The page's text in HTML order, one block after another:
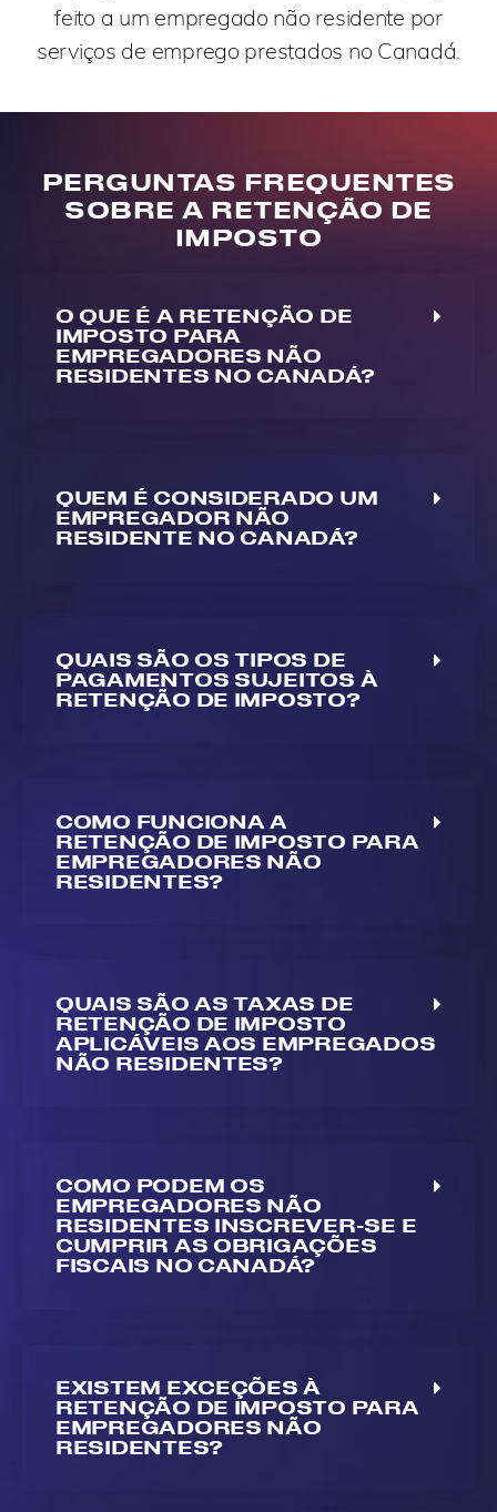
feito a um empregado não residente por
serviços de emprego prestados no Canadá.
PERGUNTAS FREQUENTES
SOBRE A RETENÇÃO DE
IMPOSTO
O QUE É A RETENÇÃO DE
IMPOSTO PARA
EMPREGADORES NÃO
RESIDENTES NO CANADÁ?
QUEM É CONSIDERADO UM
EMPREGADOR NÃO
RESIDENTE NO CANADÁ?
QUAIS SÃO OS TIPOS DE
PAGAMENTOS SUJEITOS À
RETENÇÃO DE IMPOSTO?
COMO FUNCIONA A
RETENÇÃO DE IMPOSTO PARA
EMPREGADORES NÃO
RESIDENTES?
QUAIS SÃO AS TAXAS DE
RETENÇÃO DE IMPOSTO
APLICÁVEIS AOS EMPREGADOS
NÃO RESIDENTES?
COMO PODEM OS
EMPREGADORES NÃO
RESIDENTES INSCREVER-SE E
CUMPRIR AS OBRIGAÇÕES
FISCAIS NO CANADÁ?
EXISTEM EXCEÇÕES À
RETENÇÃO DE IMPOSTO PARA
EMPREGADORES NÃO
RESIDENTES?